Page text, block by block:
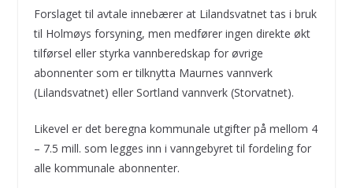
Forslaget til avtale innebærer at Lilandsvatnet tas i bruk
til Holmøys forsyning, men medfører ingen direkte økt
tilførsel eller styrka vannberedskap for øvrige
abonnenter som er tilknytta Maurnes vannverk
(Lilandsvatnet) eller Sortland vannverk (Storvatnet).
Likevel er det beregna kommunale utgifter på mellom 4
– 7.5 mill. som legges inn i vanngebyret til fordeling for
alle kommunale abonnenter.